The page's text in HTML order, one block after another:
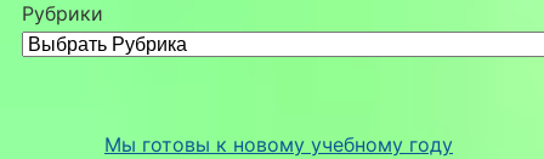
Рубрики
Мы готовы к новому учебному году